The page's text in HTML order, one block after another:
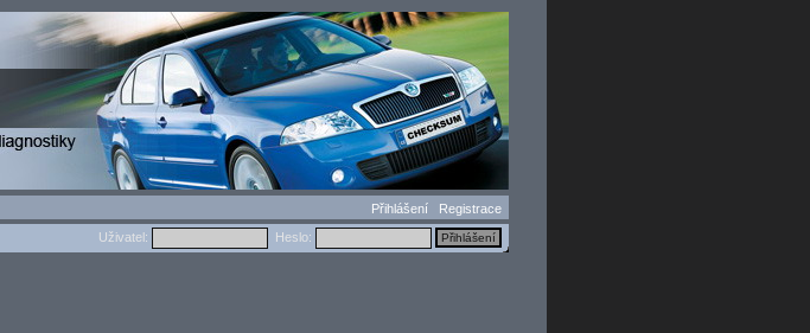
Přihlášení
Registrace
Uživatel:
Heslo: